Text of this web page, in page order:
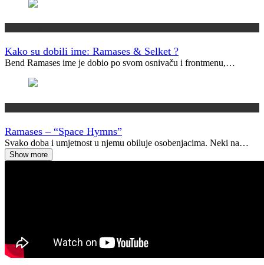
Kako su dobili ime: Ramases & Selket ?
Bend Ramases ime je dobio po svom osnivaču i frontmenu,…
Ramases – “Space Hymns”
Svako doba i umjetnost u njemu obiluje osobenjacima. Neki na…
Show more